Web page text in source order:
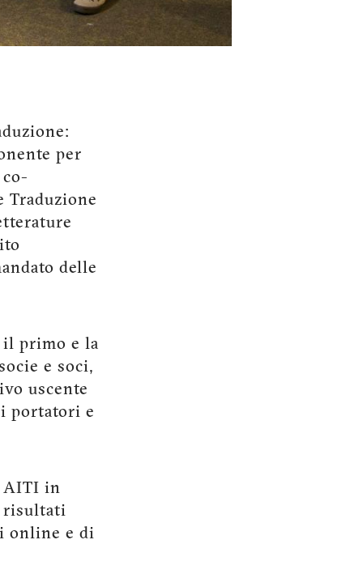
per
Traduzione
delle
il primo e la
e soci,
uscente
portatori e
AITI in
risultati
online e di